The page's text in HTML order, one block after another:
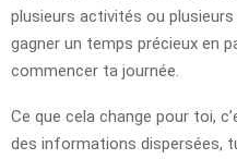
plusieurs activités ou
gagner un temps précieux en
commencer ta journée.
Ce que cela change pour toi,
des informations dispersées,